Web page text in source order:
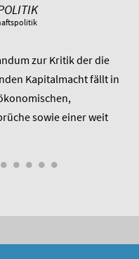
zur Kritik der die
Kapitalmacht fällt in
sowie einer weit